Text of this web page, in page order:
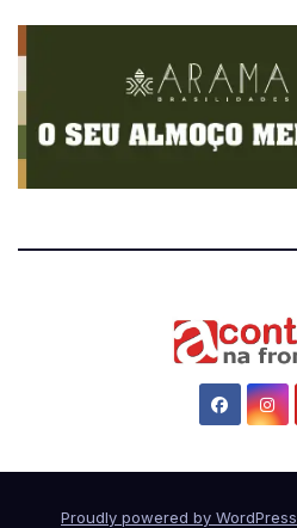
Proudly powered by WordPress